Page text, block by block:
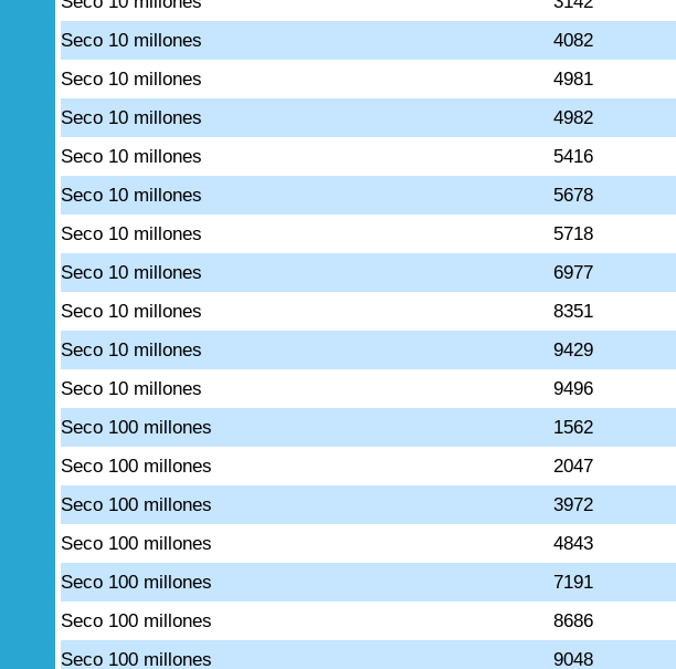
Seco 10 millones
4082
Seco 10 millones
4981
Seco 10 millones
4982
Seco 10 millones
5416
Seco 10 millones
5678
Seco 10 millones
5718
Seco 10 millones
6977
Seco 10 millones
8351
Seco 10 millones
9429
Seco 10 millones
9496
Seco 100 millones
1562
Seco 100 millones
2047
Seco 100 millones
3972
Seco 100 millones
4843
Seco 100 millones
7191
Seco 100 millones
8686
Seco 100 millones
9048